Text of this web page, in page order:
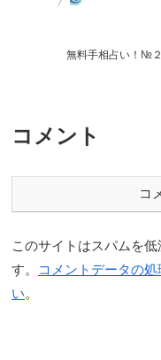
無料手相占い！№２
コメント
コ
このサイトはスパムを
す。
コメントデータの
い。